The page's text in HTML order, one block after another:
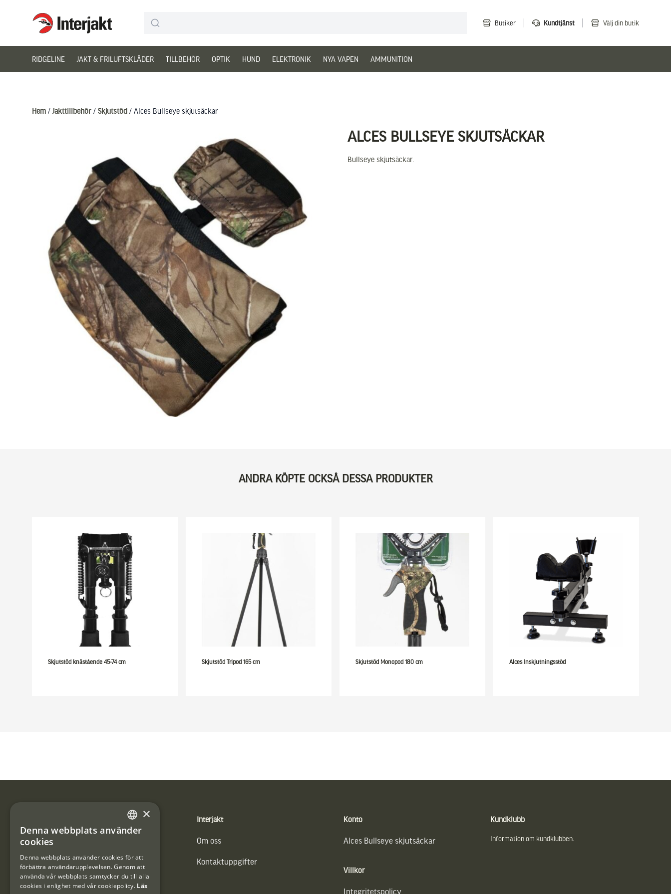
Interjakt SE Butiker Kundtjänst Välj din butik
RIDGELINE JAKT & FRILUFTSKLÄDER TILLBEHÖR OPTIK HUND ELEKTRONIK NYA VAPEN AMMUNITION
Hem / Jakttillbehör / Skjutstöd / Alces Bullseye skjutsäckar
ALCES BULLSEYE SKJUTSÄCKAR
Bullseye skjutsäckar.
ANDRA KÖPTE OCKSÅ DESSA PRODUKTER
Skjutstöd knästående 45-74 cm Skjutstöd Tripod 165 cm Skjutstöd Monopod 180 cm Alces Inskjutningsstöd
Vännäs Friluftbyxa
Interjakt
Om oss
Kontaktuppgifter
Konto
Alces Bullseye skjutsäckar
Villkor
Integritetspolicy
Kundklubb
Information om kundklubben.
SWEDISH
×
Denna webbplats använder
cookies
Denna webbplats använder cookies för att
förbättra användarupplevelsen. Genom att
använda vår webbplats samtycker du till alla
cookies i enlighet med vår cookiepolicy. Läs